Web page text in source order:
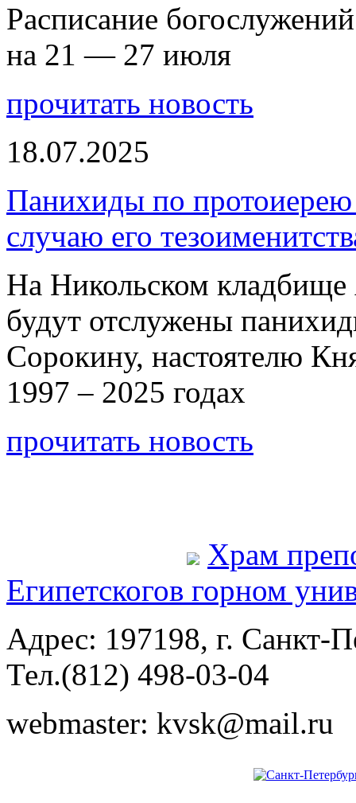
Расписание
на 21 — 27 июля
прочитать новость
18.07.2025
Панихиды по
случаю его
На Никольском
будут отслужены
Сорокину, настоятелю
1997 – 2025 годах
прочитать новость
Храм
Египетскогов горном
Адрес: 197198, г. Санкт-
Тел.(812) 498-03-04
webmaster: kvsk@mail.ru